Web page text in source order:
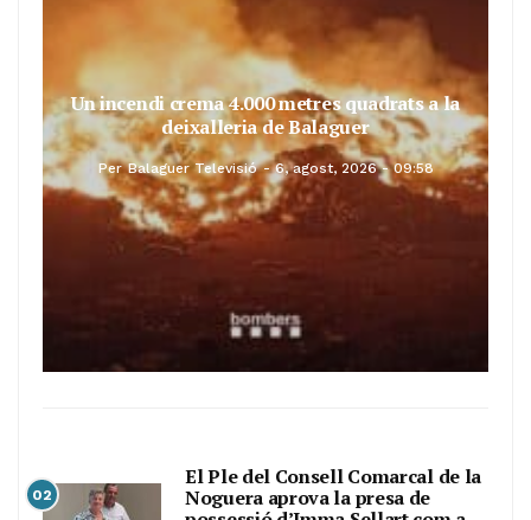
Un incendi crema 4.000 metres quadrats a la
deixalleria de Balaguer
Per Balaguer Televisió 6, agost, 2026 - 09:58
02
El Ple del Consell Comarcal de la
Noguera aprova la presa de